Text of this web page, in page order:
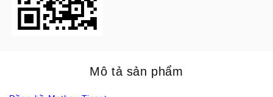
Mô tả sản phẩm